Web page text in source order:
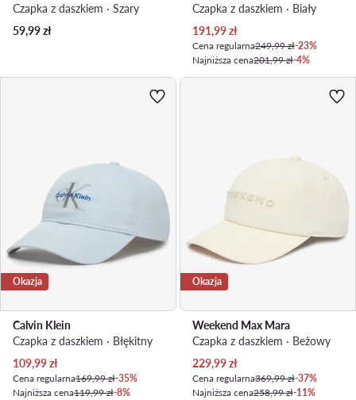
Czapka z daszkiem · Szary
59,99zł
Czapka z daszkiem · Biały
Aktualna cena
191,99zł
Cena regularna249,99 zł-23%
Najniższa cena201,99 zł-4%
Okazja
Calvin Klein
Czapka z daszkiem · Błękitny
Aktualna cena
109,99zł
Cena regularna169,99 zł-35%
Najniższa cena119,99 zł-8%
Okazja
Weekend Max Mara
Czapka z daszkiem · Beżowy
Aktualna cena
229,99zł
Cena regularna369,99 zł-37%
Najniższa cena258,99 zł-11%